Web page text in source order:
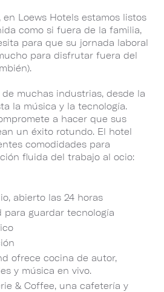
en Loews Hotels estamos listos
como si fuera de la familia,
para que su jornada laboral
para disfrutar fuera del
muchas industrias, desde la
la música y la tecnología.
a hacer que sus
un éxito rotundo. El hotel
comodidades para
fluida del trabajo al ocio:
abierto las 24 horas
para guardar tecnología
ofrece cocina de autor,
y música en vivo.
& Coffee, una cafetería y